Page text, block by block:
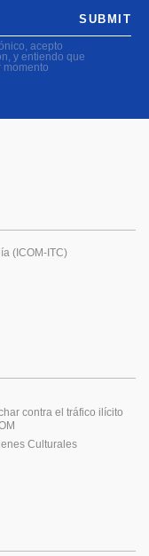
acepto
y entiendo que
momento
SUBMIT
contra el tráfico ilícito
Culturales
(ICOM-ITC)